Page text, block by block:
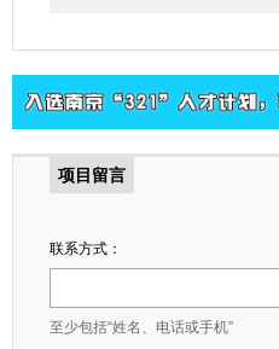
项目留言
联系方式：
至少包括“姓名、电话或手机”